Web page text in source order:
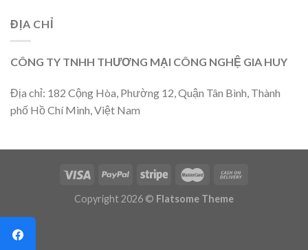
ĐỊA CHỈ
CÔNG TY TNHH THƯƠNG MẠI CÔNG NGHỆ GIA HUY
Địa chỉ: 182 Cộng Hòa, Phường 12, Quận Tân Bình, Thành
phố Hồ Chí Minh, Việt Nam
Copyright 2026 © Flatsome Theme